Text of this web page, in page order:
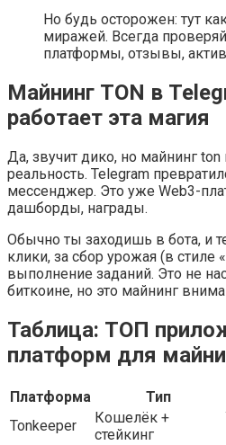
Но будь осторожен: тут
миражей. Всегда
платформы, отзывы,
Майнинг TON в
работает эта магия
Да, звучит дико, но майнинг
реальность. Telegram
мессенджер. Это уже Web3-
дашборды, награды.
Обычно ты заходишь в бота, и
клики, за сбор урожая (в стиле
выполнение заданий. Это не
биткоине, но это майнинг
Таблица: ТОП
платформ для
Платформа Тип
Tonkeeper
Кошелёк +
стейкинг